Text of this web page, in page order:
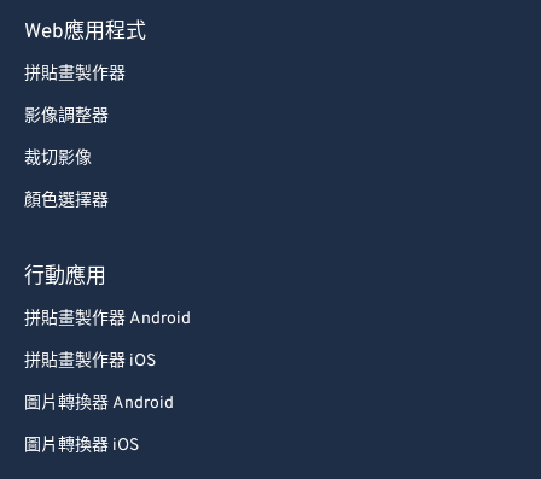
Web應用程式
拼貼畫製作器
影像調整器
裁切影像
顏色選擇器
行動應用
拼貼畫製作器 Android
拼貼畫製作器 iOS
圖片轉換器 Android
圖片轉換器 iOS